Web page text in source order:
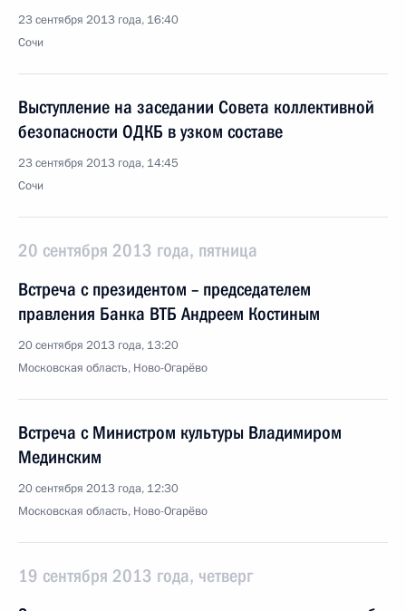
23 сентября 2013 года, 16:40
Сочи
Выступление на заседании Совета коллективной
безопасности ОДКБ в узком составе
23 сентября 2013 года, 14:45
Сочи
20 сентября 2013 года, пятница
Встреча с президентом – председателем
правления Банка ВТБ Андреем Костиным
20 сентября 2013 года, 13:20
Московская область, Ново-Огарёво
Встреча с Министром культуры Владимиром
Мединским
20 сентября 2013 года, 12:30
Московская область, Ново-Огарёво
19 сентября 2013 года, четверг